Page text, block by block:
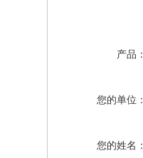
产品：
您的单位：
您的姓名：